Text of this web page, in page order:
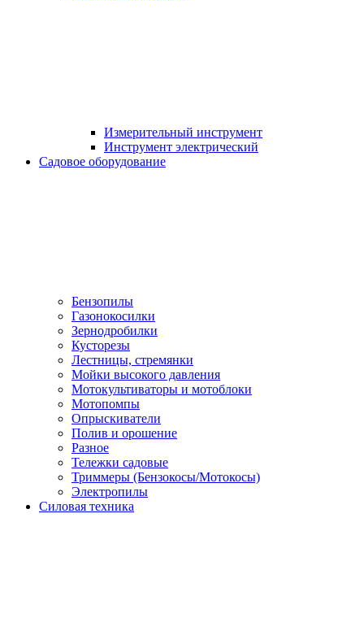
Измерительный инструмент
Инструмент электрический
Садовое оборудование
Бензопилы
Газонокосилки
Зернодробилки
Кусторезы
Лестницы, стремянки
Мойки высокого давления
Мотокультиваторы и мотоблоки
Мотопомпы
Опрыскиватели
Полив и орошение
Разное
Тележки садовые
Триммеры (Бензокосы/Мотокосы)
Электропилы
Силовая техника